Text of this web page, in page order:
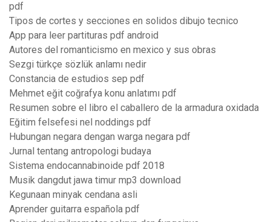
pdf
Tipos de cortes y secciones en solidos dibujo tecnico
App para leer partituras pdf android
Autores del romanticismo en mexico y sus obras
Sezgi türkçe sözlük anlamı nedir
Constancia de estudios sep pdf
Mehmet eğit coğrafya konu anlatımı pdf
Resumen sobre el libro el caballero de la armadura oxidada
Eğitim felsefesi nel noddings pdf
Hubungan negara dengan warga negara pdf
Jurnal tentang antropologi budaya
Sistema endocannabinoide pdf 2018
Musik dangdut jawa timur mp3 download
Kegunaan minyak cendana asli
Aprender guitarra española pdf